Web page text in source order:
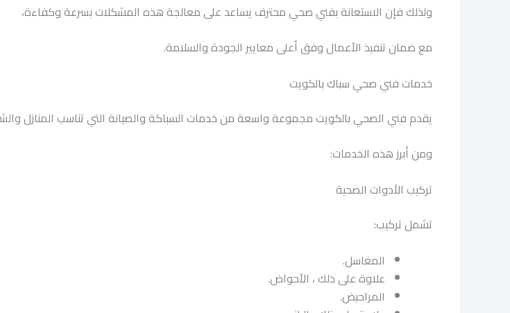
ولذلك فإن الاستعانة بفني صحي محترف يساعد على معالجة هذه المشكلات بسرعة وكفاءة،
مع ضمان تنفيذ الأعمال وفق أعلى معايير الجودة والسلامة.
خدمات فني صحي سباك بالكويت
يقدم فني الصحي بالكويت مجموعة واسعة من خدمات السباكة والصيانة التي تناسب المنازل
ومن أبرز هذه الخدمات:
تركيب الأدوات الصحية
تشمل تركيب:
المغاسل.
علاوة على ذلك ، الأحواض.
المراحيض.